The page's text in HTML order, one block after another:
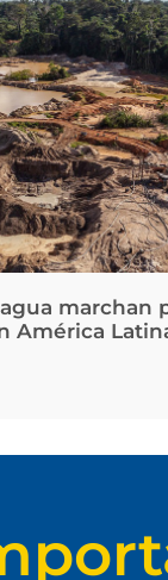
marchan
América